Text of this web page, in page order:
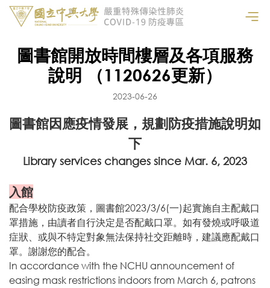
圖書館開放時間樓層及各項服務
說明 （1120626更新）
2023-06-26
圖書館因應疫情發展，規劃防疫措施說明如
下
Library services changes since Mar. 6, 2023
入館
配合學校防疫政策，圖書館2023/3/6(一)起實施自主配戴口
罩措施，由讀者自行決定是否配戴口罩。如有發燒或呼吸道
症狀、或與不特定對象無法保持社交距離時，建議應配戴口
罩。謝謝您的配合。
In accordance with the NCHU announcement of
easing mask restrictions indoors from March 6, patrons